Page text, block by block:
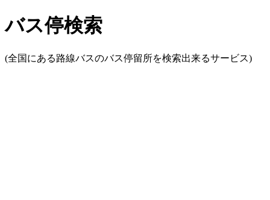
バス停検索
(全国にある路線バスのバス停留所を検索出来るサービス)